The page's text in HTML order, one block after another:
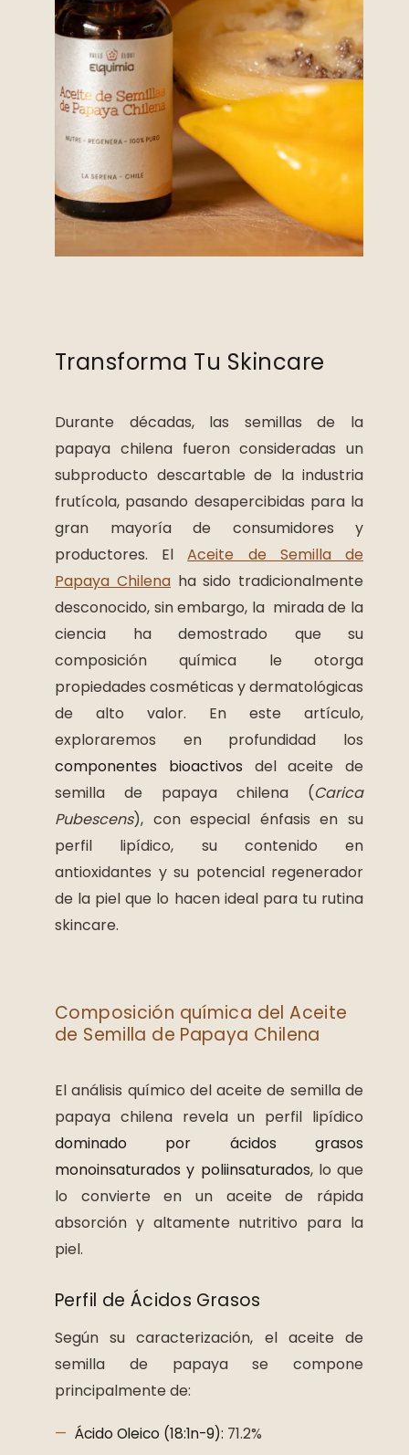
Transforma Tu Skincare
Durante décadas, las semillas de la
papaya chilena fueron consideradas un
subproducto descartable de la industria
frutícola, pasando desapercibidas para la
gran mayoría de consumidores y
productores. ElAceite de Semilla de
Papaya Chilenaha sido tradicionalmente
desconocido, sin embargo, la mirada de la
ciencia ha demostrado que su
composición química le otorga
propiedades cosméticas y dermatológicas
de alto valor. En este artículo,
exploraremos en profundidad los
componentes bioactivos del aceite de
semilla de papaya chilena (Carica
Pubescens), con especial énfasis en su
perfil lipídico, su contenido en
antioxidantes y su potencial regenerador
de la piel que lo hacen ideal para tu rutina
skincare.
Composición química del Aceite
de Semilla de Papaya Chilena
El análisis químico del aceite de semilla de
papaya chilena revela un perfil lipídico
dominado por ácidos grasos
monoinsaturados y poliinsaturados, lo que
lo convierte en un aceite de rápida
absorción y altamente nutritivo para la
piel.
Perfil de Ácidos Grasos
Según su caracterización, el aceite de
semilla de papaya se compone
principalmente de:
Ácido Oleico (18:1n-9): 71.2%